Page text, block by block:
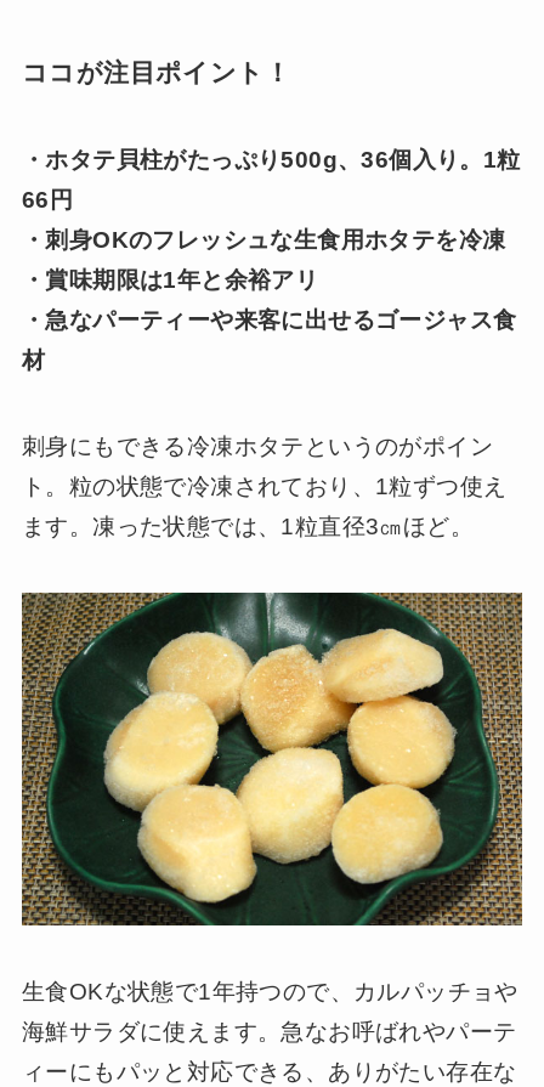
ココが注目ポイント！
・ホタテ貝柱がたっぷり500g、36個入り。1粒
66円
・刺身OKのフレッシュな生食用ホタテを冷凍
・賞味期限は1年と余裕アリ
・急なパーティーや来客に出せるゴージャス食
材
刺身にもできる冷凍ホタテというのがポイン
ト。粒の状態で冷凍されており、1粒ずつ使え
ます。凍った状態では、1粒直径3㎝ほど。
生食OKな状態で1年持つので、カルパッチョや
海鮮サラダに使えます。急なお呼ばれやパーテ
ィーにもパッと対応できる、ありがたい存在な